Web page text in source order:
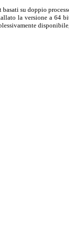
su doppio
la versione a 64